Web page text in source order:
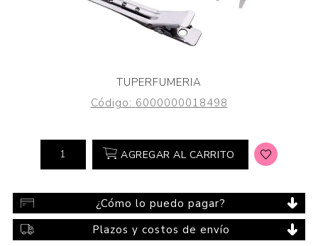
TUPERFUMERIA
Código: 6000000018498
AGREGAR AL CARRITO
¿Cómo lo puedo pagar?
Plazos y costos de envío